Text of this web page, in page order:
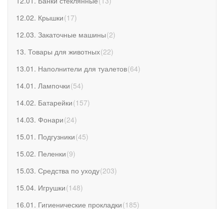
12.02. Крышки(17)
12.03. Закаточные машины(2)
13. Товары для животных(22)
13.01. Наполнители для туалетов(64)
14.01. Лампочки(54)
14.02. Батарейки(157)
14.03. Фонари(24)
15.01. Подгузники(45)
15.02. Пеленки(9)
15.03. Средства по уходу(203)
15.04. Игрушки(148)
16.01. Гигиенические прокладки(185)